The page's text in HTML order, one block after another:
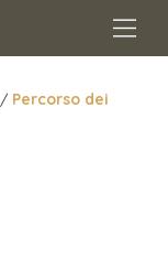
/ Percorso dei